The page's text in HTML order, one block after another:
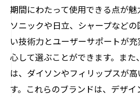
期間にわたって使用できる点が魅
ソニックや日立、シャープなど
い技術力とユーザーサポートが
心して選ぶことができます。また
は、ダイソンやフィリップスが
す。これらのブランドは、デザ